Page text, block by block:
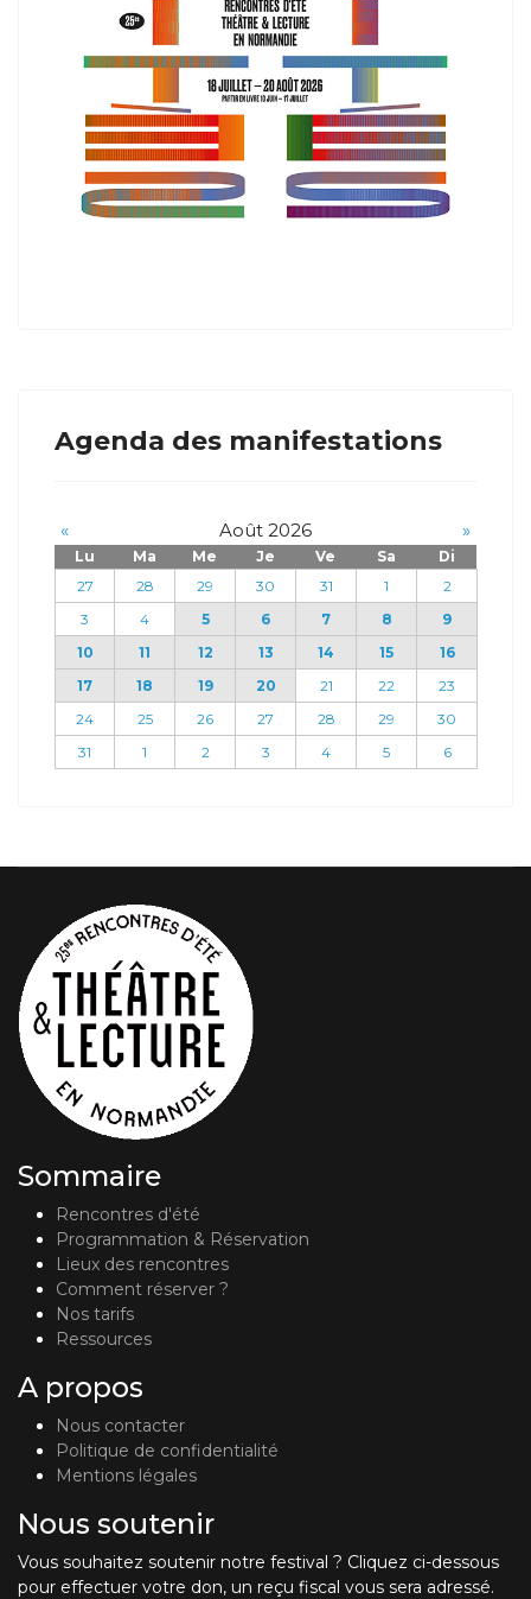
Agenda des manifestations
« Août 2026 »
Lu Ma Me Je Ve Sa
Di
27
28 29 30 31 1
2
3
4 5 6 7 8
9
10
11 12 13 14 15
16
17
18 19 20 21 22
23
24
25 26 27 28 29
30
31
1 2 3 4 5 6
Sommaire
Rencontres d'été
Programmation & Réservation
Lieux des rencontres
Comment réserver ?
Nos tarifs
Ressources
A propos
Nous contacter
Politique de confidentialité
Mentions légales
Nous soutenir
Vous souhaitez soutenir notre festival ? Cliquez ci-dessous
pour effectuer votre don, un reçu fiscal vous sera adressé.